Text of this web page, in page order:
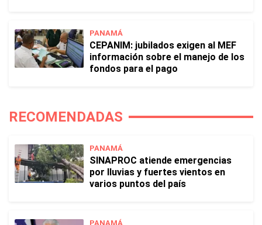
PANAMÁ
CEPANIM: jubilados exigen al MEF
información sobre el manejo de los
fondos para el pago
RECOMENDADAS
PANAMÁ
SINAPROC atiende emergencias
por lluvias y fuertes vientos en
varios puntos del país
PANAMÁ